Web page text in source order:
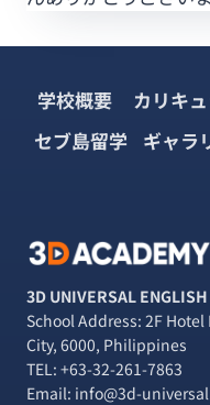
学校概要 カリキ
セブ島留学 ギャラ
3D UNIVERSAL
School Address: 2F
City, 6000, Philippines
TEL: +63-32-261-7863
Email: info@3d-